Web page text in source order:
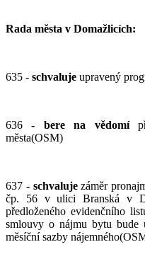
Rada města v Domažlicích:
635 - schvaluje upravený
636- bere na vědomí
města(OSM)
637 - schvalujezáměr
čp. 56 v ulici Branská v
předloženého evidenčního
smlouvy o nájmu bytu bude
měsíční sazby